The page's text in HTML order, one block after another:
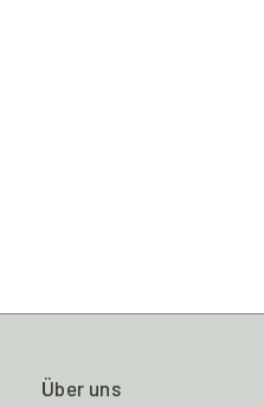
Über uns